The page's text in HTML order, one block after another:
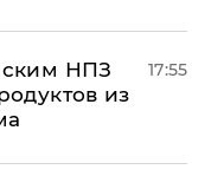
НПЗ
из
17:55